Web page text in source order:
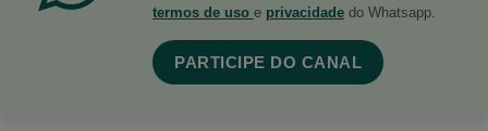
termos de uso e privacidade do Whatsapp.
PARTICIPE DO CANAL